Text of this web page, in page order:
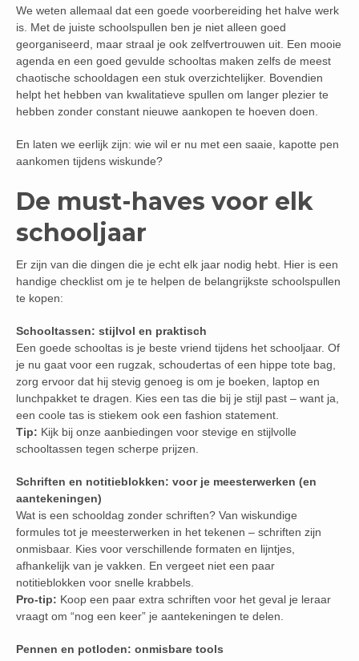
We weten allemaal dat een goede voorbereiding het halve werk
is. Met de juiste schoolspullen ben je niet alleen goed
georganiseerd, maar straal je ook zelfvertrouwen uit. Een mooie
agenda en een goed gevulde schooltas maken zelfs de meest
chaotische schooldagen een stuk overzichtelijker. Bovendien
helpt het hebben van kwalitatieve spullen om langer plezier te
hebben zonder constant nieuwe aankopen te hoeven doen.
En laten we eerlijk zijn: wie wil er nu met een saaie, kapotte pen
aankomen tijdens wiskunde?
De must-haves voor elk
schooljaar
Er zijn van die dingen die je echt elk jaar nodig hebt. Hier is een
handige checklist om je te helpen de belangrijkste schoolspullen
te kopen:
Schooltassen: stijlvol en praktisch
Een goede schooltas is je beste vriend tijdens het schooljaar. Of
je nu gaat voor een rugzak, schoudertas of een hippe tote bag,
zorg ervoor dat hij stevig genoeg is om je boeken, laptop en
lunchpakket te dragen. Kies een tas die bij je stijl past – want ja,
een coole tas is stiekem ook een fashion statement.
Tip: Kijk bij onze aanbiedingen voor stevige en stijlvolle
schooltassen tegen scherpe prijzen.
Schriften en notitieblokken: voor je meesterwerken (en
aantekeningen)
Wat is een schooldag zonder schriften? Van wiskundige
formules tot je meesterwerken in het tekenen – schriften zijn
onmisbaar. Kies voor verschillende formaten en lijntjes,
afhankelijk van je vakken. En vergeet niet een paar
notitieblokken voor snelle krabbels.
Pro-tip: Koop een paar extra schriften voor het geval je leraar
vraagt om “nog een keer” je aantekeningen te delen.
Pennen en potloden: onmisbare tools